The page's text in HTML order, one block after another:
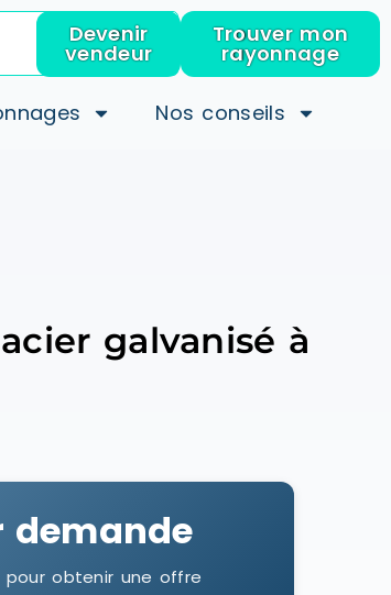
Devenir
vendeur
Trouver mon
rayonnage
Nos conseils
galvanisé à
demande
obtenir une offre